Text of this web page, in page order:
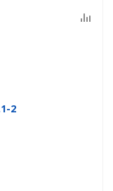
2